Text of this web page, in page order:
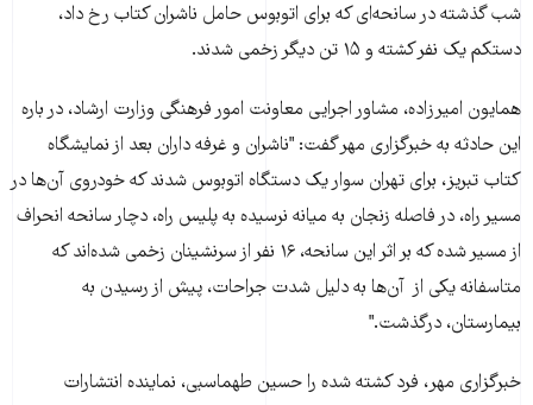
شب گذشته در سانحه‌ای که برای اتوبوس حامل ناشران کتاب رخ داد،
دستکم یک نفر کشته و ۱۵ تن دیگر زخمی شدند.
همایون امیرزاده، مشاور اجرایی معاونت امور فرهنگی وزارت ارشاد، در باره
این حادثه به خبرگزاری مهر گفت: "ناشران و غرفه داران بعد از نمایشگاه
کتاب تبریز، برای تهران سوار یک دستگاه اتوبوس شدند که خودروی آن‌ها در
مسیر راه، در فاصله زنجان به میانه نرسیده به پلیس راه، دچار سانحه انحراف
از مسیر شده که بر اثر این سانحه، ۱۶ نفر از سرنشینان زخمی شده‌اند که
متاسفانه یکی از آن‌ها به دلیل شدت جراحات، پیش از رسیدن به
بیمارستان، درگذشت."
خبرگزاری مهر، فرد کشته شده را حسین طهماسبی، نماینده انتشارات